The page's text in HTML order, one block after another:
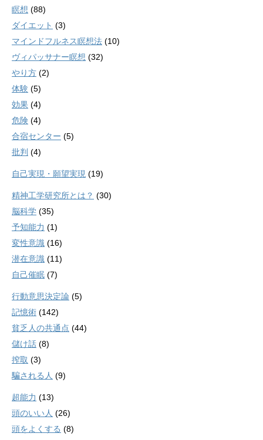
瞑想 (88)
ダイエット (3)
マインドフルネス瞑想法 (10)
ヴィパッサナー瞑想 (32)
やり方 (2)
体験 (5)
効果 (4)
危険 (4)
合宿センター (5)
批判 (4)
自己実現・願望実現 (19)
精神工学研究所とは？ (30)
脳科学 (35)
予知能力 (1)
変性意識 (16)
潜在意識 (11)
自己催眠 (7)
行動意思決定論 (5)
記憶術 (142)
貧乏人の共通点 (44)
儲け話 (8)
搾取 (3)
騙される人 (9)
超能力 (13)
頭のいい人 (26)
頭をよくする (8)